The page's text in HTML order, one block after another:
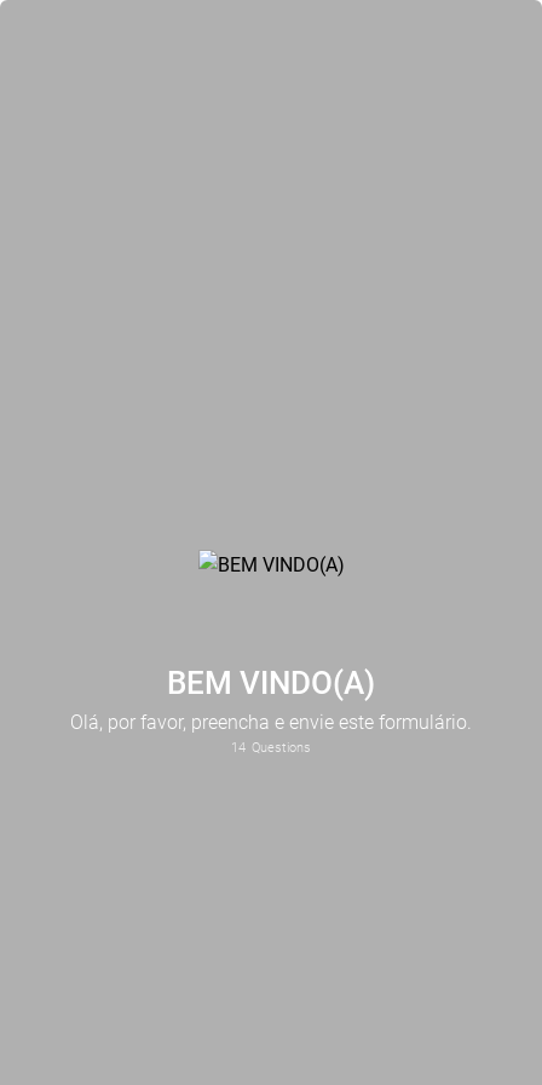
BEM VINDO(A)
Olá, por favor, preencha e envie este formulário.
14 Questions